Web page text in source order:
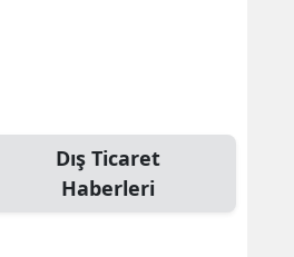
Dış Ticaret
Haberleri